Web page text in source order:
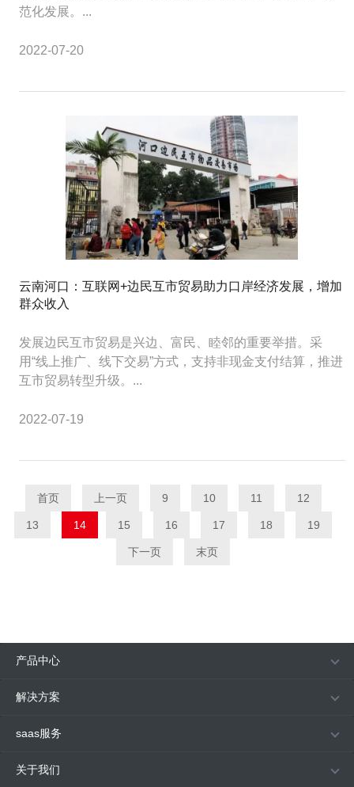
范化发展。...
2022-07-20
云南河口：互联网+边民互市贸易助力口岸经济发展，增加
群众收入
发展边民互市贸易是兴边、富民、睦邻的重要举措。采
用“线上推广、线下交易”方式，支持非现金支付结算，推进
互市贸易转型升级。...
2022-07-19
首页 上一页 9 10 11 12
13 14 15 16 17 18 19
下一页 末页
产品中心
解决方案
saas服务
关于我们